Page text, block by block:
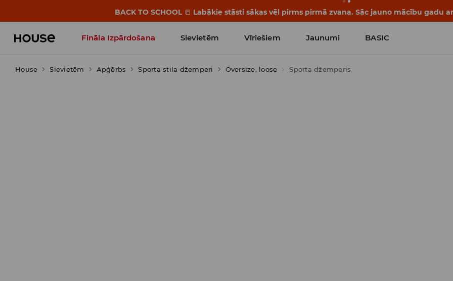
BACK TO SCHOOL 📒 Labākie stāsti sākas vēl pirms pirmā zvana. Sāc jauno mācību gadu
Fināla Izpārdošana Sievietēm Vīriešiem Jaunumi BASIC
Influencers' Faves
House Sievietēm Apģērbs Sporta stila džemperi Oversize, loose Sporta džemperis